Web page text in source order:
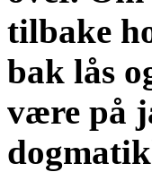
tilbake
bak lås
være på